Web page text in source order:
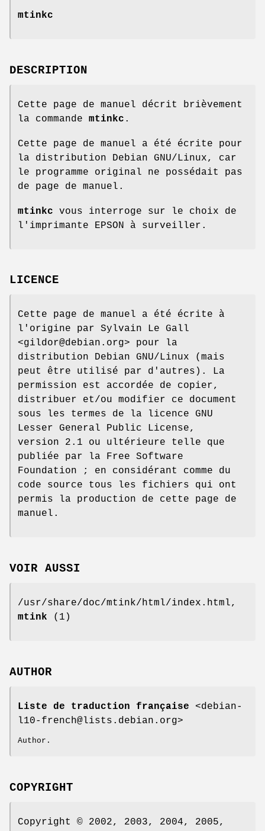
mtinkc
DESCRIPTION
Cette page de manuel décrit brièvement
la commande mtinkc .
Cette page de manuel a été écrite pour
la distribution Debian GNU/Linux, car
le programme original ne possédait pas
de page de manuel.
mtinkc vous interroge sur le choix de
l'imprimante EPSON à surveiller.
LICENCE
Cette page de manuel a été écrite à
l'origine par Sylvain Le Gall
<gildor@debian.org> pour la
distribution Debian GNU/Linux (mais
peut être utilisé par d'autres). La
permission est accordée de copier,
distribuer et/ou modifier ce document
sous les termes de la licence GNU
Lesser General Public License,
version 2.1 ou ultérieure telle que
publiée par la Free Software
Foundation ; en considérant comme du
code source tous les fichiers qui ont
permis la production de cette page de
manuel.
VOIR AUSSI
/usr/share/doc/mtink/html/index.html,
mtink
(1)
AUTHOR
Liste de traduction française <debian-
l10-french@lists.debian.org>
Author.
COPYRIGHT
Copyright © 2002, 2003, 2004, 2005,